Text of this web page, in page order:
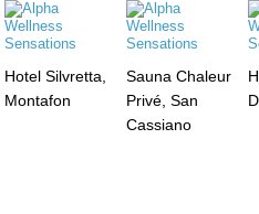
Hotel Silvretta,
Montafon
Sauna Chaleur
Privé, San
Cassiano